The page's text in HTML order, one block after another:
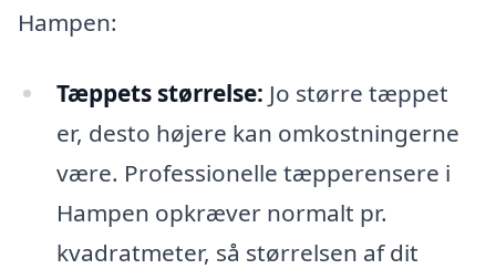
Hampen:
Tæppets størrelse: Jo større tæppet
er, desto højere kan omkostningerne
være. Professionelle tæpperensere i
Hampen opkræver normalt pr.
kvadratmeter, så størrelsen af dit